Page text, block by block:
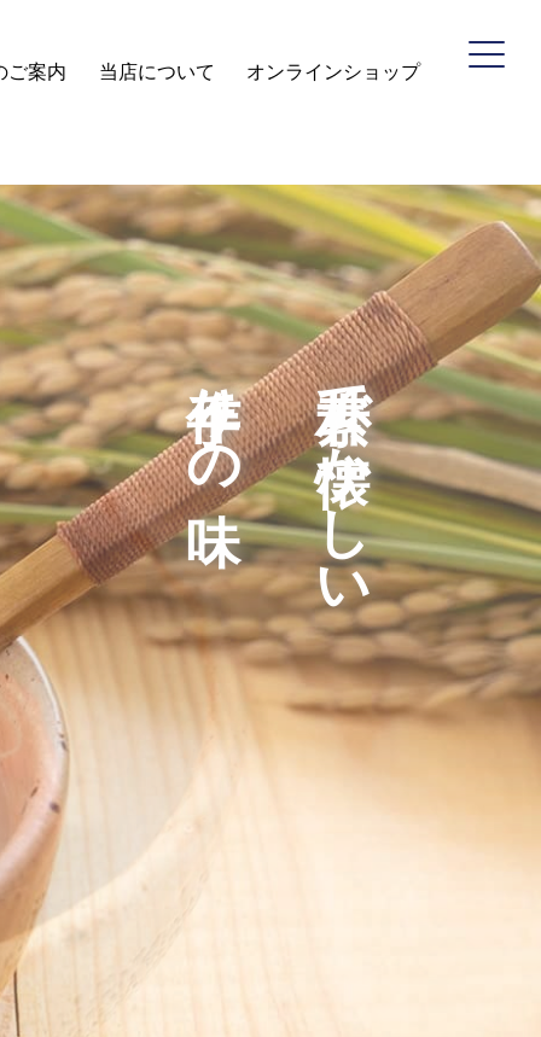
ご案内 当店について オンラインショップ
当店について
わらぬ想い
の由来
革
素朴で懐かしい
手作りの味